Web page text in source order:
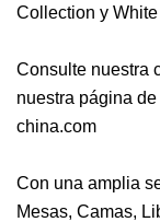
Collection y
Consulte nuestra
nuestra página
china.com
Con una amplia
Mesas, Camas,